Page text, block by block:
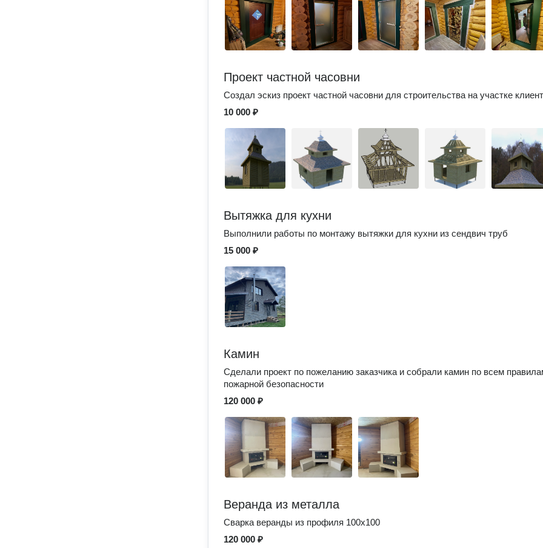
Проект частной часовни
Создал эскиз проект частной часовни для строительства на участке
10 000 ₽
Вытяжка для кухни
Выполнили работы по монтажу вытяжки для кухни из сендвич труб
15 000 ₽
Камин
Сделали проект по пожеланию заказчика и собрали камин по всем
пожарной безопасности
120 000 ₽
Веранда из металла
Сварка веранды из профиля 100х100
120 000 ₽